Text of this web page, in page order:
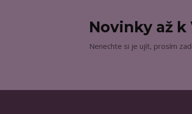
Novinky až k
Nenechte si je ujít, prosím